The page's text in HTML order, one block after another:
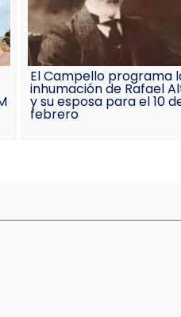
El Campello programa
inhumación de Rafael
y su esposa para el 10
febrero